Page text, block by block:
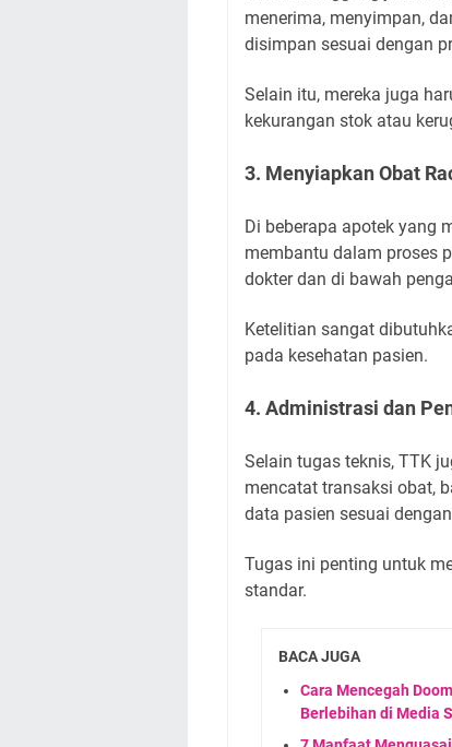
menerima, menyimpan,
disimpan sesuai dengan
Selain itu, mereka juga
kekurangan stok atau
3. Menyiapkan Obat
Di beberapa apotek yang
membantu dalam proses
dokter dan di bawah
Ketelitian sangat
pada kesehatan pasien.
4. Administrasi dan
Selain tugas teknis, TTK
mencatat transaksi obat,
data pasien sesuai
Tugas ini penting untuk
standar.
BACA JUGA
Cara Mencegah
Berlebihan di Media